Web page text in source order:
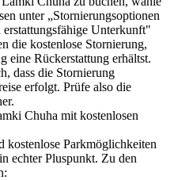
unter „Stornierungsoptionen
Unterkunft"
die kostenlose Stornierung,
eine Rückerstattung erhältst.
dass die Stornierung
erfolgt. Prüfe also die
Chuha mit kostenlosen
kostenlose Parkmöglichkeiten
echter Pluspunkt. Zu den